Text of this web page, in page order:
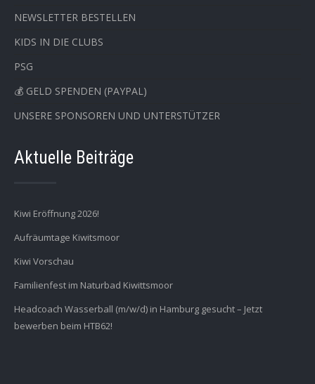
NEWSLETTER BESTELLEN
KIDS IN DIE CLUBS
PSG
💰 GELD SPENDEN (PAYPAL)
UNSERE SPONSOREN UND UNTERSTÜTZER
Aktuelle Beiträge
Kiwi Eröffnung 2026!
Aufräumtage Kiwitsmoor
Kiwi Vorschau
Familienfest im Naturbad Kiwittsmoor
Headcoach Wasserball (m/w/d) in Hamburg gesucht – Jetzt
bewerben beim HTB62!